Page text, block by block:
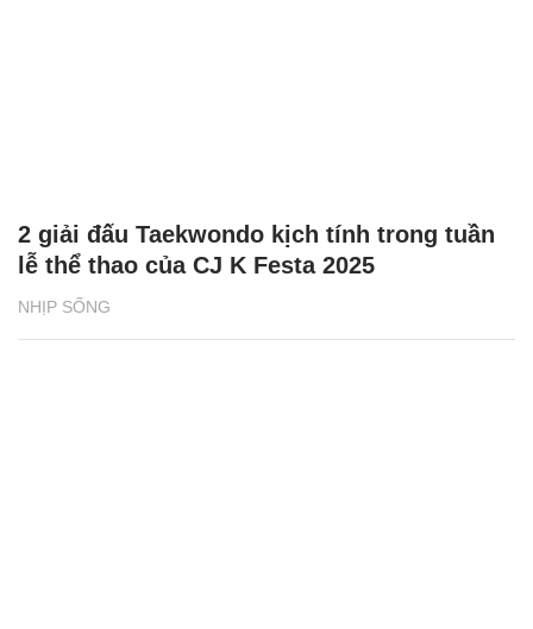
NHỊP SỐNG
2 giải đấu Taekwondo kịch tính trong tuần
lễ thể thao của CJ K Festa 2025